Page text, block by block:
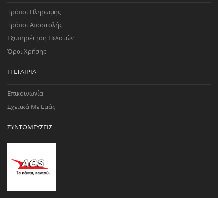
Τρόποι Πληρωμής
Τρόποι Αποστολής
Εξυπηρέτηση Πελατών
Όροι Χρήσης
Η ΕΤΑΙΡΊΑ
Επικοινωνία
Σχετικά Με Εμάς
ΣΥΝΤΟΜΕΎΣΕΙΣ